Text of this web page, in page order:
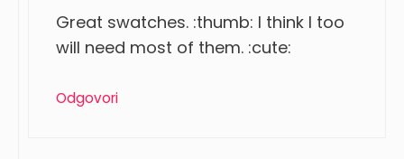
Great swatches. :thumb: I think I too
will need most of them. :cute:
Odgovori